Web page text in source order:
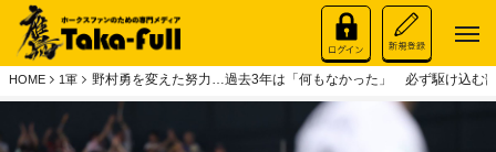
HOME 1軍 野村勇を変えた努力…過去3年は「何もなかった」 必ず駆け込む部